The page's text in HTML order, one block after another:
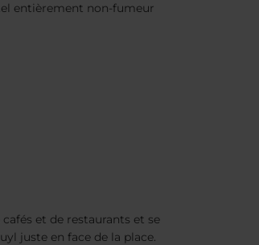
entièrement non-fumeur
et de restaurants et se
juste en face de la place.